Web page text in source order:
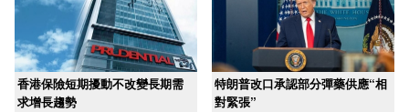
香港保險短期擾動不改變長期需
求增長趨勢
特朗普改口承認部分彈藥供應“相
對緊張”